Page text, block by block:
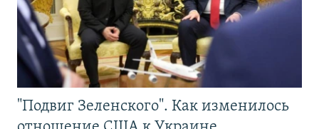
"Подвиг Зеленского". Как изменилось